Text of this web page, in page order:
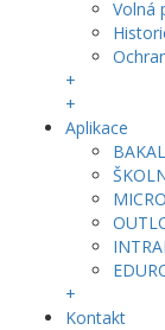
Volná
+
+
Aplikace
+
Kontakt